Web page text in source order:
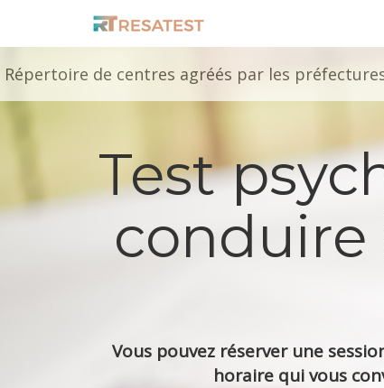
Répertoire de centres agréés par les
Test
conduire
Vous pouvez réserver une
horaire qui vous